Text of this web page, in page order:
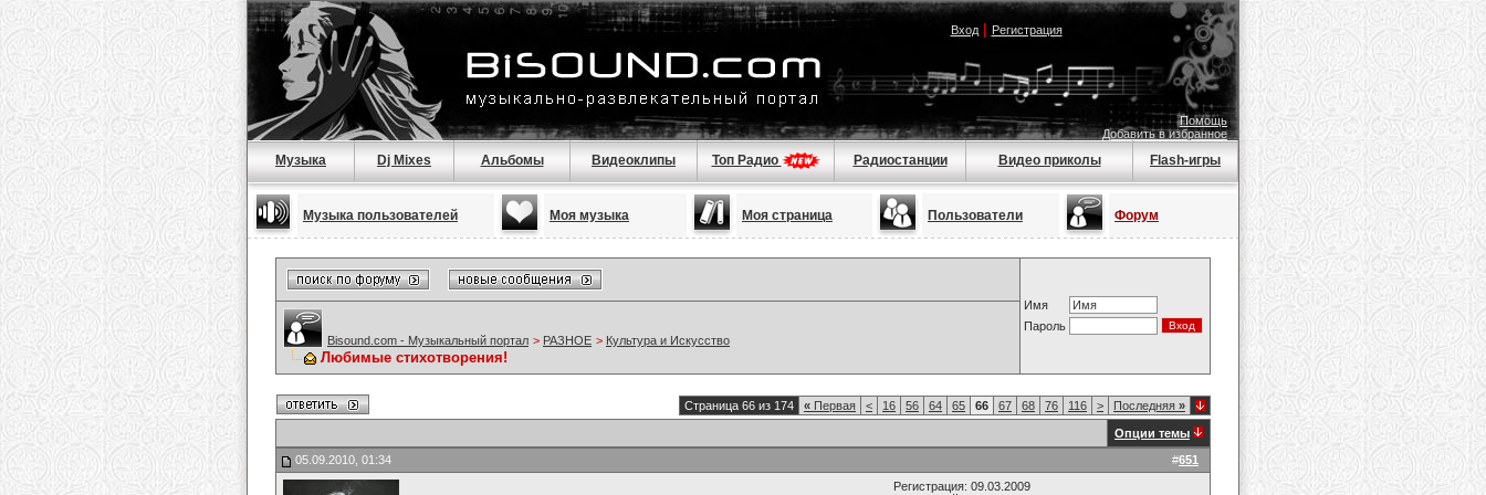
Вход| Регистрация
Помощь
Добавить в избранное
Музыка Dj Mixes Альбомы Видеоклипы Топ Радио Радиостанции Видео приколы Flash-игры
Музыка пользователей Моя музыка Моя страница Пользователи Форум
Имя
Пароль
Bisound.com - Музыкальный портал > РАЗНОЕ > Культура и Искусство
Любимые стихотворения!
Страница 66 из 174 « Первая < 16 56 64 65 66 67 68 76 116 > Последняя »
Опции темы
#651
05.09.2010, 01:34
Регистрация: 09.03.2009